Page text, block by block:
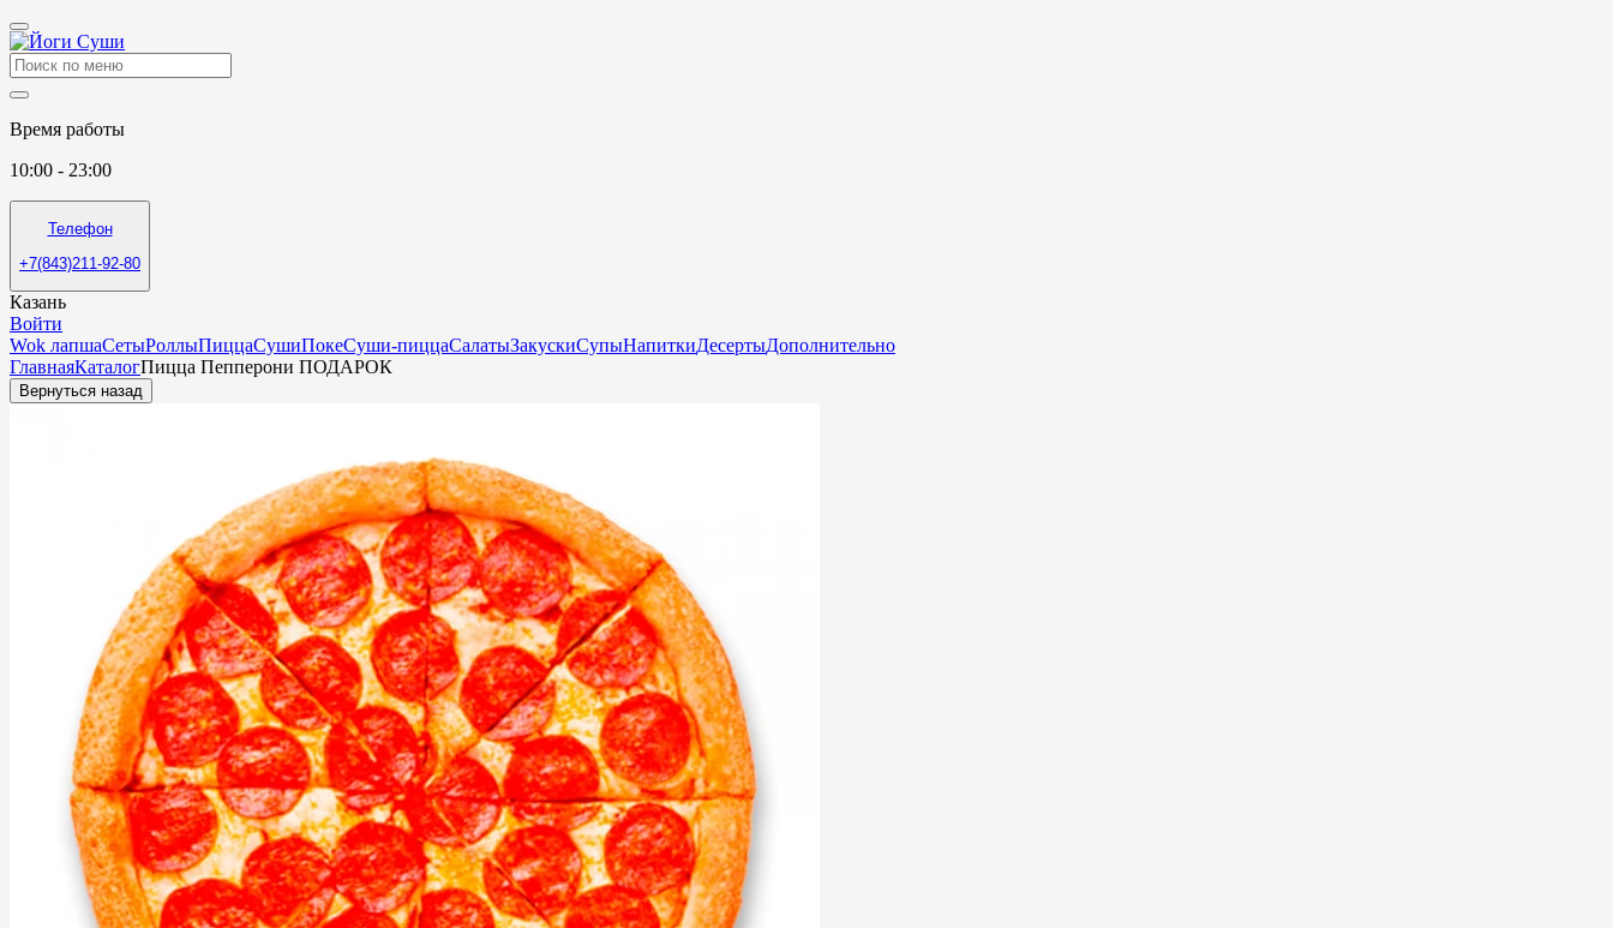
Время работы
10:00 - 23:00
Телефон
+7(843)211-92-80
Казань
Войти
Wok лапшаСетыРоллыПиццаСушиПокеСуши-пиццаСалатыЗакускиСупыНапиткиДесертыДополнительно
ГлавнаяКаталогПицца Пепперони ПОДАРОК
Вернуться назад